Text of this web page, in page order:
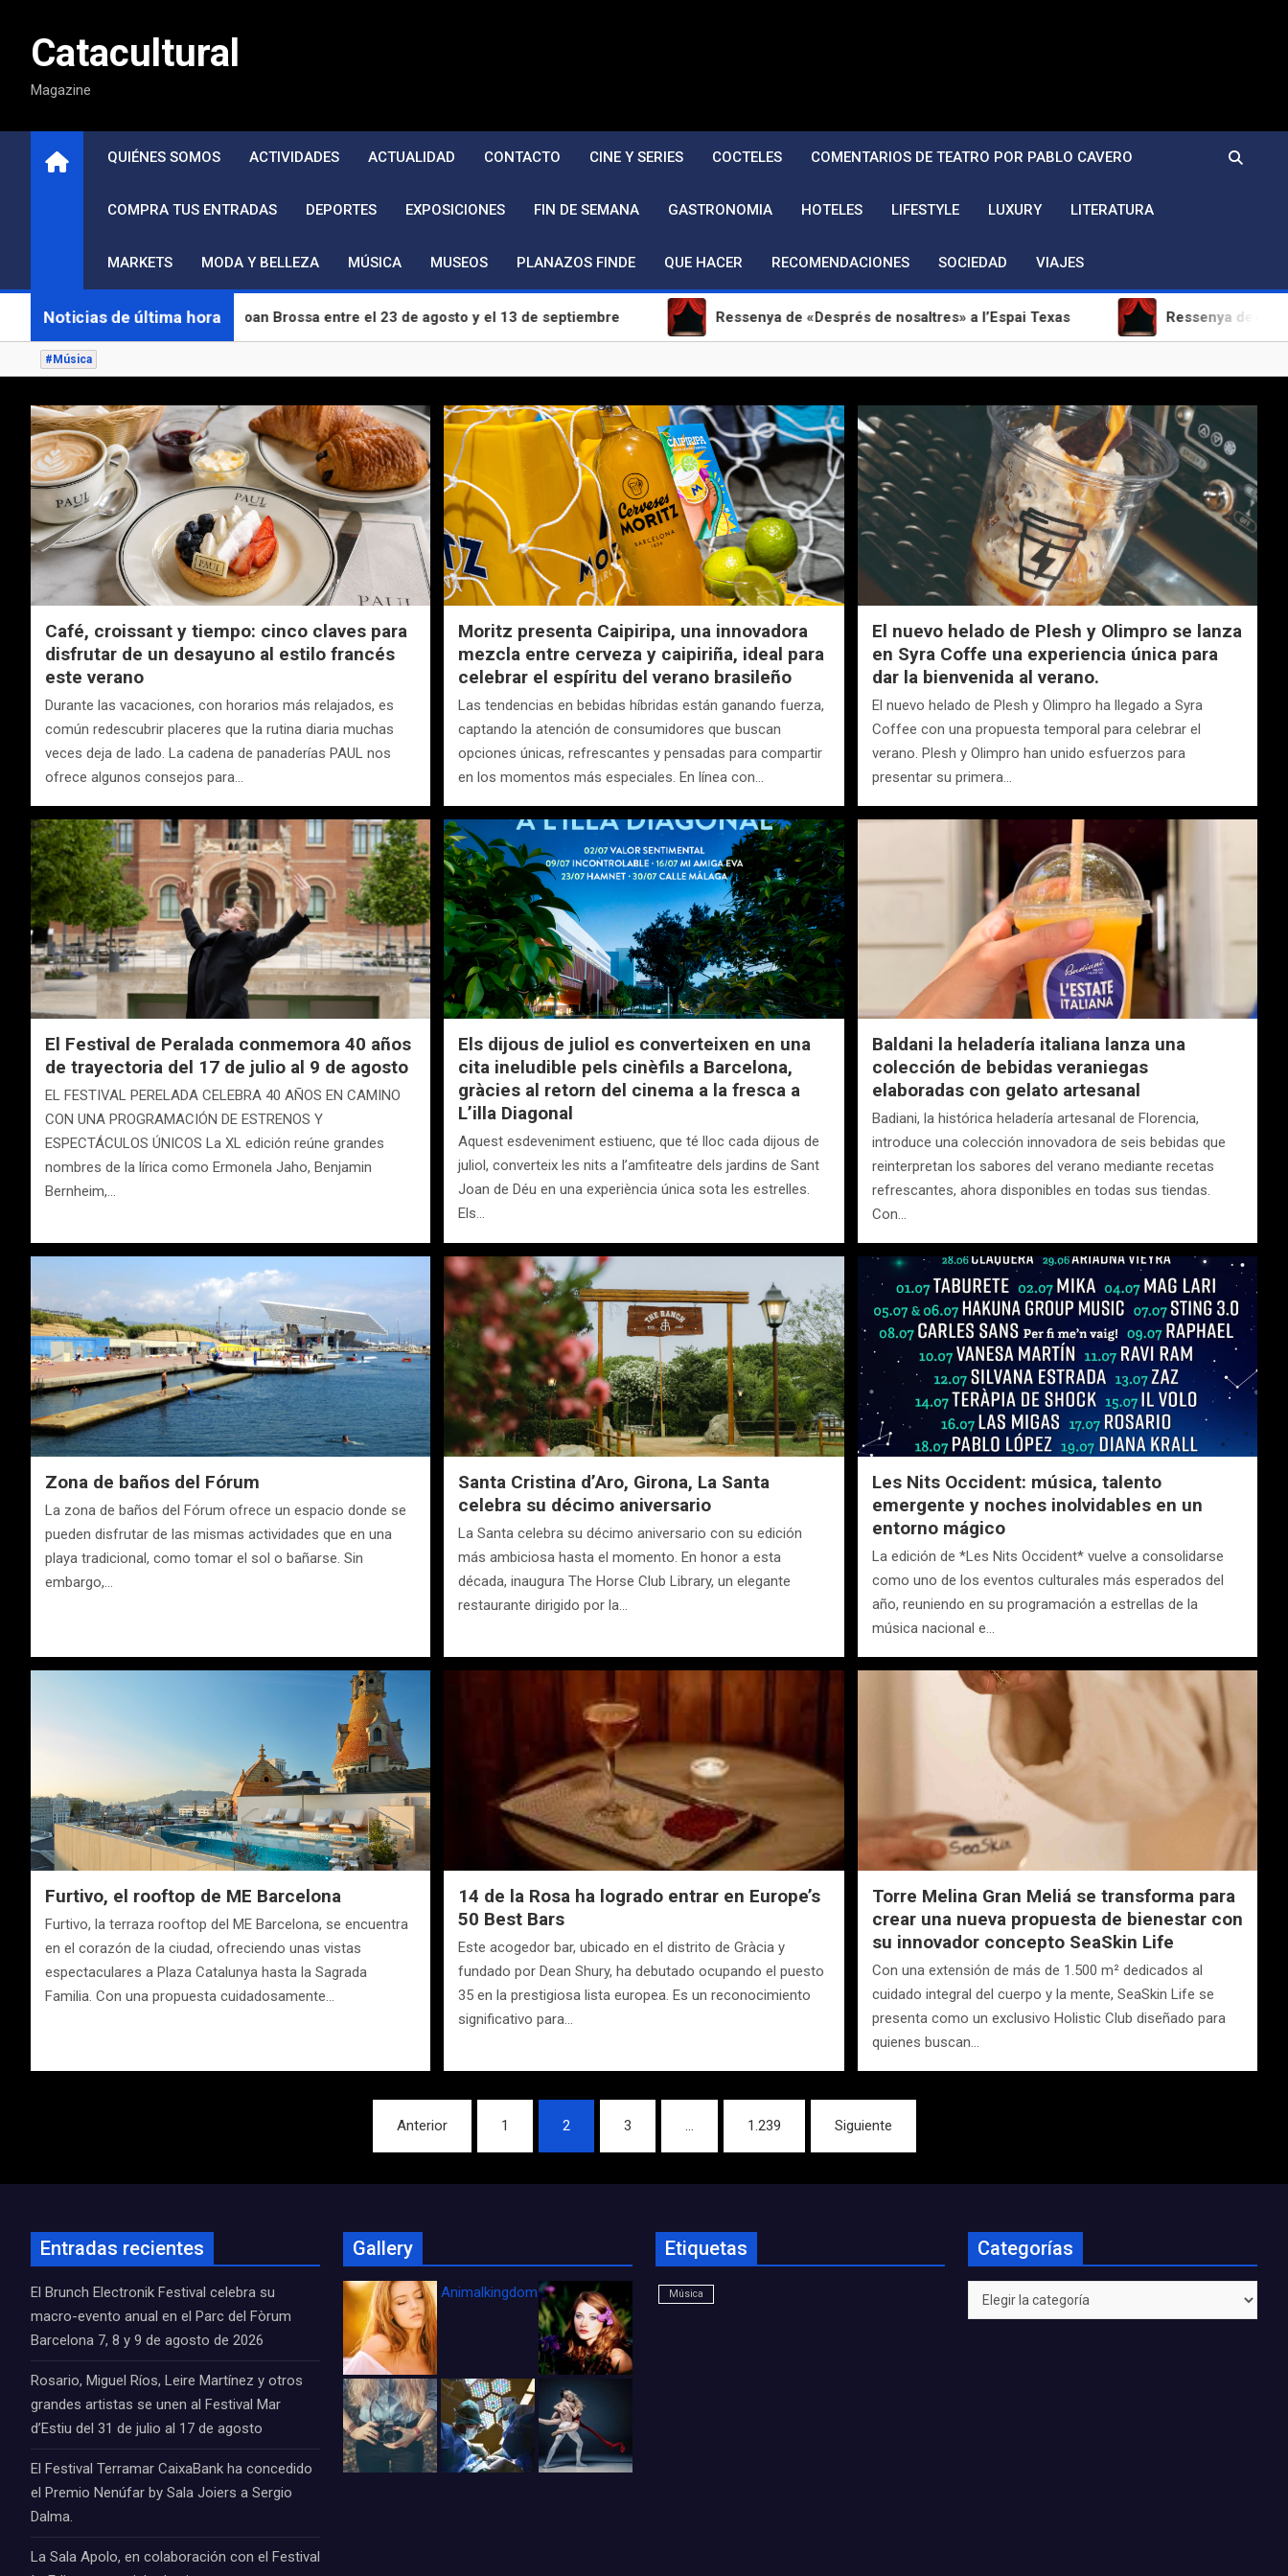
contenidoCatacultural
Magazine
QUIÉNES SOMOS ACTIVIDADES ACTUALIDAD CONTACTO CINE Y SERIES COCTELES COMENTARIOS DE TEATRO POR PABLO CAVERO
COMPRA TUS ENTRADAS DEPORTES EXPOSICIONES FIN DE SEMANA GASTRONOMIA HOTELES LIFESTYLE LUXURY LITERATURA
MARKETS MODA Y BELLEZA MÚSICA MUSEOS PLANAZOS FINDE QUE HACER RECOMENDACIONES SOCIEDAD VIAJES
Noticias de última hora
a los Jardines de Joan Brossa entre el 23 de agosto y el 13 de septiembre Ressenya de «Després de nosaltres» a l’Espai Texas Ressenya de «Um
#Música
Café, croissant y tiempo: cinco claves para
disfrutar de un desayuno al estilo francés
este verano
Durante las vacaciones, con horarios más relajados, es
común redescubrir placeres que la rutina diaria muchas
veces deja de lado. La cadena de panaderías PAUL nos
ofrece algunos consejos para…
Moritz presenta Caipiripa, una innovadora
mezcla entre cerveza y caipiriña, ideal para
celebrar el espíritu del verano brasileño
Las tendencias en bebidas híbridas están ganando fuerza,
captando la atención de consumidores que buscan
opciones únicas, refrescantes y pensadas para compartir
en los momentos más especiales. En línea con…
El nuevo helado de Plesh y Olimpro se lanza
en Syra Coffe una experiencia única para
dar la bienvenida al verano.
El nuevo helado de Plesh y Olimpro ha llegado a Syra
Coffee con una propuesta temporal para celebrar el
verano. Plesh y Olimpro han unido esfuerzos para
presentar su primera…
El Festival de Peralada conmemora 40 años
de trayectoria del 17 de julio al 9 de agosto
EL FESTIVAL PERELADA CELEBRA 40 AÑOS EN CAMINO
CON UNA PROGRAMACIÓN DE ESTRENOS Y
ESPECTÁCULOS ÚNICOS La XL edición reúne grandes
nombres de la lírica como Ermonela Jaho, Benjamin
Bernheim,…
Els dijous de juliol es converteixen en una
cita ineludible pels cinèfils a Barcelona,
gràcies al retorn del cinema a la fresca a
L’illa Diagonal
Aquest esdeveniment estiuenc, que té lloc cada dijous de
juliol, converteix les nits a l’amfiteatre dels jardins de Sant
Joan de Déu en una experiència única sota les estrelles.
Els…
Baldani la heladería italiana lanza una
colección de bebidas veraniegas
elaboradas con gelato artesanal
Badiani, la histórica heladería artesanal de Florencia,
introduce una colección innovadora de seis bebidas que
reinterpretan los sabores del verano mediante recetas
refrescantes, ahora disponibles en todas sus tiendas.
Con…
Zona de baños del Fórum
La zona de baños del Fórum ofrece un espacio donde se
pueden disfrutar de las mismas actividades que en una
playa tradicional, como tomar el sol o bañarse. Sin
embargo,…
Santa Cristina d’Aro, Girona, La Santa
celebra su décimo aniversario
La Santa celebra su décimo aniversario con su edición
más ambiciosa hasta el momento. En honor a esta
década, inaugura The Horse Club Library, un elegante
restaurante dirigido por la…
Les Nits Occident: música, talento
emergente y noches inolvidables en un
entorno mágico
La edición de *Les Nits Occident* vuelve a consolidarse
como uno de los eventos culturales más esperados del
año, reuniendo en su programación a estrellas de la
música nacional e…
Furtivo, el rooftop de ME Barcelona
Furtivo, la terraza rooftop del ME Barcelona, se encuentra
en el corazón de la ciudad, ofreciendo unas vistas
espectaculares a Plaza Catalunya hasta la Sagrada
Familia. Con una propuesta cuidadosamente…
14 de la Rosa ha logrado entrar en Europe’s
50 Best Bars
Este acogedor bar, ubicado en el distrito de Gràcia y
fundado por Dean Shury, ha debutado ocupando el puesto
35 en la prestigiosa lista europea. Es un reconocimiento
significativo para…
Torre Melina Gran Meliá se transforma para
crear una nueva propuesta de bienestar con
su innovador concepto SeaSkin Life
Con una extensión de más de 1.500 m² dedicados al
cuidado integral del cuerpo y la mente, SeaSkin Life se
presenta como un exclusivo Holistic Club diseñado para
quienes buscan…
entradas
Anterior 1 2 3 … 1.239 Siguiente
Entradas recientes
El Brunch Electronik Festival celebra su
macro-evento anual en el Parc del Fòrum
Barcelona 7, 8 y 9 de agosto de 2026
Rosario, Miguel Ríos, Leire Martínez y otros
grandes artistas se unen al Festival Mar
d’Estiu del 31 de julio al 17 de agosto
El Festival Terramar CaixaBank ha concedido
el Premio Nenúfar by Sala Joiers a Sergio
Dalma.
La Sala Apolo, en colaboración con el Festival
Gallery
Animalkingdom_FichaCine
Etiquetas
Música
Categorías
Categorías